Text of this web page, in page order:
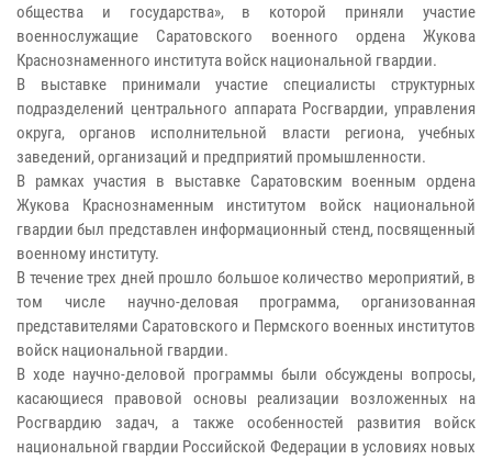
общества и государства», в которой приняли участие
военнослужащие Саратовского военного ордена Жукова
Краснознаменного института войск национальной гвардии.
В выставке принимали участие специалисты структурных
подразделений центрального аппарата Росгвардии, управления
округа, органов исполнительной власти региона, учебных
заведений, организаций и предприятий промышленности.
В рамках участия в выставке Саратовским военным ордена
Жукова Краснознаменным институтом войск национальной
гвардии был представлен информационный стенд, посвященный
военному институту.
В течение трех дней прошло большое количество мероприятий, в
том числе научно-деловая программа, организованная
представителями Саратовского и Пермского военных институтов
войск национальной гвардии.
В ходе научно-деловой программы были обсуждены вопросы,
касающиеся правовой основы реализации возложенных на
Росгвардию задач, а также особенностей развития войск
национальной гвардии Российской Федерации в условиях новых